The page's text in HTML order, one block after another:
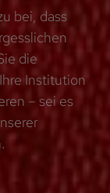
bei, dass
die
Institution
– sei es